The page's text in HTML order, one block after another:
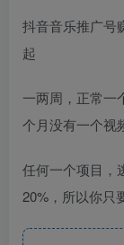
抖音音乐推广号
起
一两周，正常一
个月没有一个视
任何一个项目，
20%，所以你只